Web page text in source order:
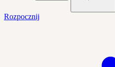
Rozpocznij